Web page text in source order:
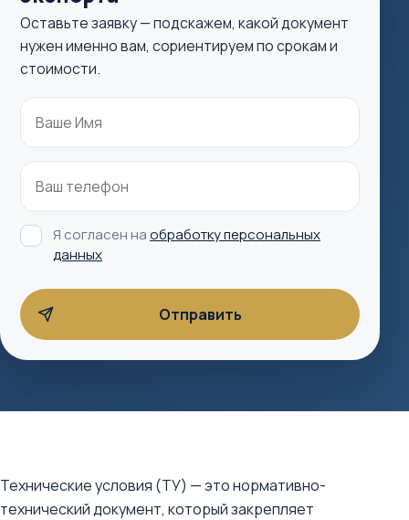
Оставьте заявку — подскажем, какой документ
нужен именно вам, сориентируем по срокам и
стоимости.
Я согласен наобработку персональных
данных
Технические условия (ТУ) — это нормативно-
технический документ, который закрепляет